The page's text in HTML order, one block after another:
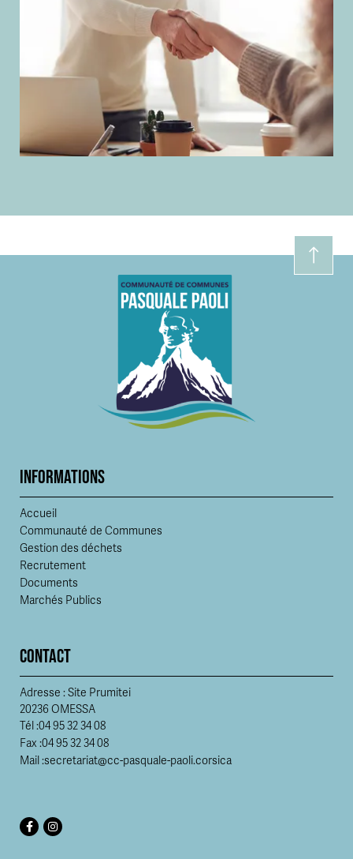
INFORMATIONS
Accueil
Communauté de Communes
Gestion des déchets
Recrutement
Documents
Marchés Publics
CONTACT
Adresse : Site Prumitei
20236 OMESSA
Tél :04 95 32 34 08
Fax :04 95 32 34 08
Mail :secretariat@cc-pasquale-paoli.corsica